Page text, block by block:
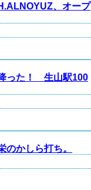
、オープ
った！ 生山駅100
かしら打ち。